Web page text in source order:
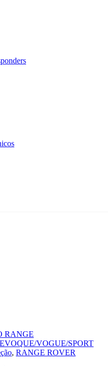
, RANGE ROVER